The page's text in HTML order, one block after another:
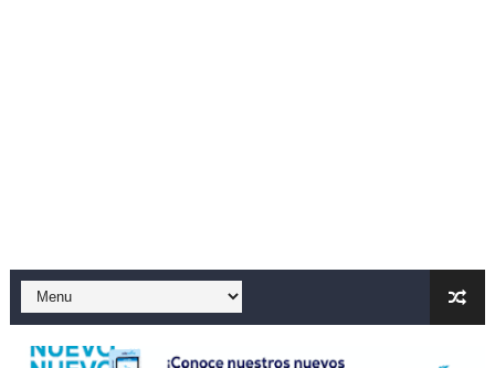
Dólar bajó 9 cts. y era vendido a $58.53; el euro sigue a
Nuevo Código Penal entra en vigor en República